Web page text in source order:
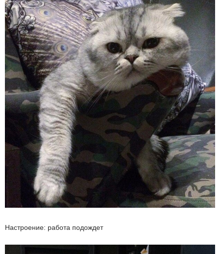
Настроение: работа подождет